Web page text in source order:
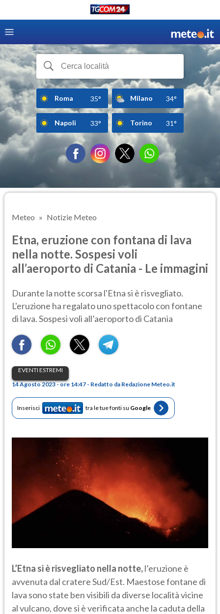
Roma 35° Milano 34°
Napoli 33° Torino 31°
Meteo Notizie Meteo
Etna, eruzione con fontana di lava
nella notte. Sospesi voli
all’aeroporto di Catania - Le immagini
Durante la notte scorsa l'Etna si è risvegliato.
L'eruzione ha regalato uno spettacolo con fontane
di lava. Sospesi voli all’aeroporto di Catania
EVENTI ESTREMI
14 Agosto 2023 - ore 14:47 - Redatto da Redazione Meteo.it
Inserisci tra le tue fonti su Google
L’Etna si è risvegliato nella notte,l’eruzione è
avvenuta dal cratere Sud/Est. Maestose fontane di
lava sono state ben visibili da diverse località vicine
al vulcano, dove si è verificata anche la caduta della